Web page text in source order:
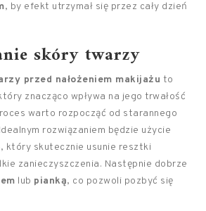
, by efekt utrzymał się przez cały dzień
skóry twarzy
przed nałożeniem makijażu to
znacząco wpływa na jego trwałość
warto rozpocząć od starannego
rozwiązaniem będzie użycie
, który skutecznie usunie resztki
zanieczyszczenia. Następnie dobrze
lub pianką, co pozwoli pozbyć się